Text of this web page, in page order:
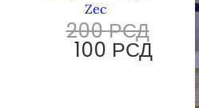
Zec
200РСД
100 РСД